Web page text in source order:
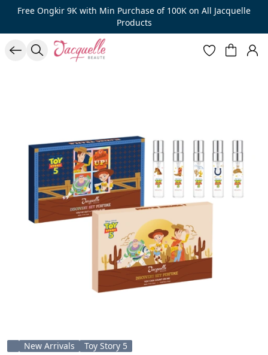
Free Ongkir 9K with Min Purchase of 100K on All Jacquelle
Products
New Arrivals Toy Story 5